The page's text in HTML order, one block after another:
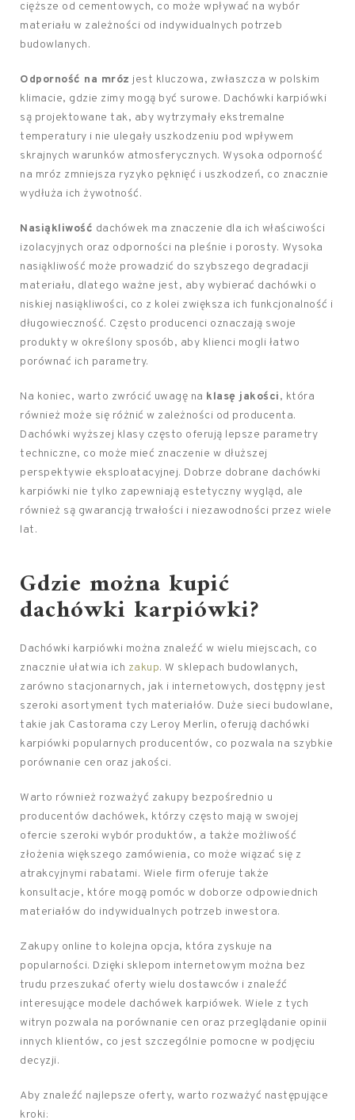
cięższe od cementowych, co może wpływać na wybór
materiału w zależności od indywidualnych potrzeb
budowlanych.
Odporność na mróz jest kluczowa, zwłaszcza w polskim
klimacie, gdzie zimy mogą być surowe. Dachówki karpiówki
są projektowane tak, aby wytrzymały ekstremalne
temperatury i nie ulegały uszkodzeniu pod wpływem
skrajnych warunków atmosferycznych. Wysoka odporność
na mróz zmniejsza ryzyko pęknięć i uszkodzeń, co znacznie
wydłuża ich żywotność.
Nasiąkliwość dachówek ma znaczenie dla ich właściwości
izolacyjnych oraz odporności na pleśnie i porosty. Wysoka
nasiąkliwość może prowadzić do szybszego degradacji
materiału, dlatego ważne jest, aby wybierać dachówki o
niskiej nasiąkliwości, co z kolei zwiększa ich funkcjonalność i
długowieczność. Często producenci oznaczają swoje
produkty w określony sposób, aby klienci mogli łatwo
porównać ich parametry.
Na koniec, warto zwrócić uwagę na klasę jakości, która
również może się różnić w zależności od producenta.
Dachówki wyższej klasy często oferują lepsze parametry
techniczne, co może mieć znaczenie w dłuższej
perspektywie eksploatacyjnej. Dobrze dobrane dachówki
karpiówki nie tylko zapewniają estetyczny wygląd, ale
również są gwarancją trwałości i niezawodności przez wiele
lat.
Gdzie można kupić
dachówki karpiówki?
Dachówki karpiówki można znaleźć w wielu miejscach, co
znacznie ułatwia ich zakup. W sklepach budowlanych,
zarówno stacjonarnych, jak i internetowych, dostępny jest
szeroki asortyment tych materiałów. Duże sieci budowlane,
takie jak Castorama czy Leroy Merlin, oferują dachówki
karpiówki popularnych producentów, co pozwala na szybkie
porównanie cen oraz jakości.
Warto również rozważyć zakupy bezpośrednio u
producentów dachówek, którzy często mają w swojej
ofercie szeroki wybór produktów, a także możliwość
złożenia większego zamówienia, co może wiązać się z
atrakcyjnymi rabatami. Wiele firm oferuje także
konsultacje, które mogą pomóc w doborze odpowiednich
materiałów do indywidualnych potrzeb inwestora.
Zakupy online to kolejna opcja, która zyskuje na
popularności. Dzięki sklepom internetowym można bez
trudu przeszukać oferty wielu dostawców i znaleźć
interesujące modele dachówek karpiówek. Wiele z tych
witryn pozwala na porównanie cen oraz przeglądanie opinii
innych klientów, co jest szczególnie pomocne w podjęciu
decyzji.
Aby znaleźć najlepsze oferty, warto rozważyć następujące
kroki: